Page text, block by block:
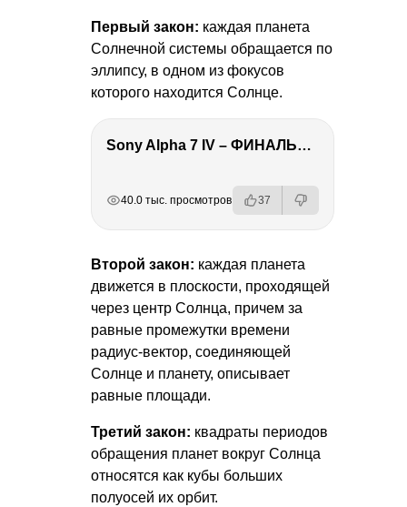
Первый закон: каждая планета
Солнечной системы обращается по
эллипсу, в одном из фокусов
которого находится Солнце.
Sony Alpha 7 IV – ФИНАЛЬНЫЙ ОБЗОР
40.0 тыс. просмотров 37
Второй закон: каждая планета
движется в плоскости, проходящей
через центр Солнца, причем за
равные промежутки времени
радиус-вектор, соединяющей
Солнце и планету, описывает
равные площади.
Третий закон: квадраты периодов
обращения планет вокруг Солнца
относятся как кубы больших
полуосей их орбит.